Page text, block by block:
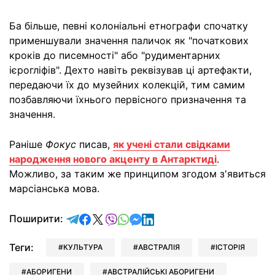
Ба більше, певні колоніальні етнографи спочатку
применшували значення паличок як "початкових
кроків до писемності" або "рудиментарних
ієрогліфів". Дехто навіть реквізував ці артефакти,
передаючи їх до музейних колекцій, тим самим
позбавляючи їхнього первісного призначення та
значення.
Раніше Фокус писав, як учені стали свідками
народження нового акценту в Антарктиді.
Можливо, за таким же принципом згодом з'явиться
марсіанська мова.
Поширити: відправити у Telegram
поділитись у Facebook
поділитись у X
відправити у Viber
відправити у Whatsapp
відправити у Messenger
відправити у LinkedIn
Теги: КУЛЬТУРА АВСТРАЛІЯ ІСТОРІЯ
АБОРИГЕНИ АВСТРАЛІЙСЬКІ АБОРИГЕНИ